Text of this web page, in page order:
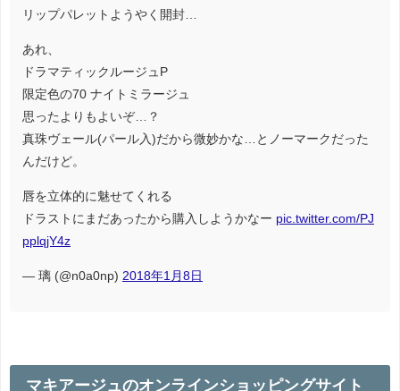
リップパレットようやく開封…
あれ、
ドラマティックルージュP
限定色の70 ナイトミラージュ
思ったよりもよいぞ…？
真珠ヴェール(パール入)だから微妙かな…とノーマークだった
んだけど。
唇を立体的に魅せてくれる
ドラストにまだあったから購入しようかなー pic.twitter.com/PJ
pplqjY4z
— 璃 (@n0a0np) 2018年1月8日
マキアージュのオンラインショッピングサイト